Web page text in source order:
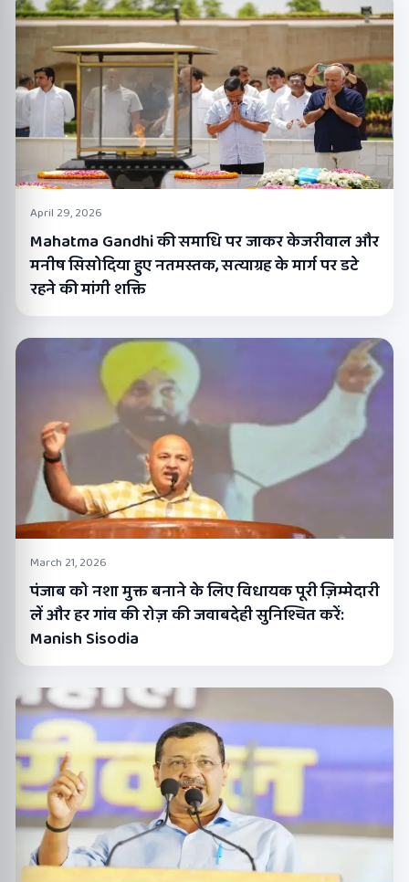
April 29, 2026
Mahatma Gandhi की समाधि पर जाकर केजरीवाल और
मनीष सिसोदिया हुए नतमस्तक, सत्याग्रह के मार्ग पर डटे
रहने की मांगी शक्ति
March 21, 2026
पंजाब को नशा मुक्त बनाने के लिए विधायक पूरी ज़िम्मेदारी
लें और हर गांव की रोज़ की जवाबदेही सुनिश्चित करें:
Manish Sisodia